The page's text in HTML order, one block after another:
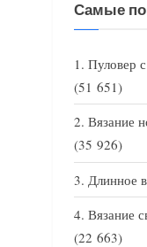
Самые
Пуловер
(51 651)
Вязание
(35 926)
Длинное
Вязание
(22 663)